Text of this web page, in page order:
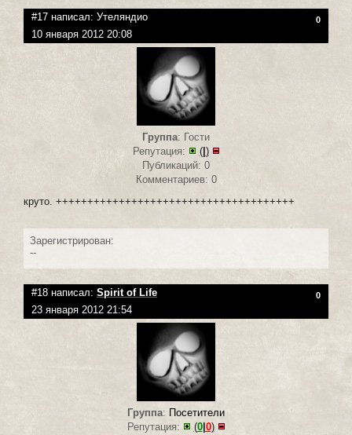
#17 написал: Утеляндио 0
10 января 2012 20:08
Группа: Гости
Репутация:
(| )
Публикаций: 0
Комментариев: 0
круто. ++++++++++++++++++++++++++++++++++++++
Зарегистрирован:
--
#18 написал: Spirit of Life 0
23 января 2012 21:54
Группа: Посетители
Репутация:
(0| 0)